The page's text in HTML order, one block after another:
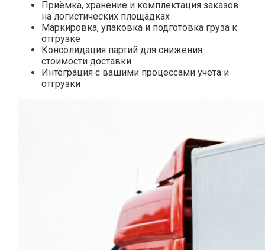
Приёмка, хранение и комплектация заказов
на логистических площадках
Маркировка, упаковка и подготовка груза к
отгрузке
Консолидация партий для снижения
стоимости доставки
Интеграция с вашими процессами учёта и
отгрузки